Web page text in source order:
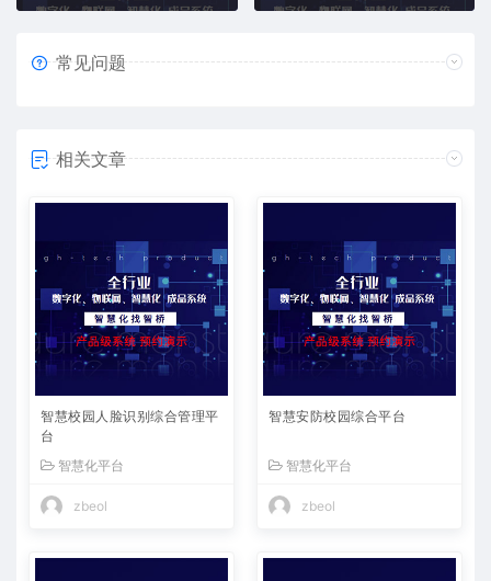
常见问题
相关文章
智慧校园人脸识别综合管理平
台
智慧化平台
zbeol
智慧安防校园综合平台
智慧化平台
zbeol